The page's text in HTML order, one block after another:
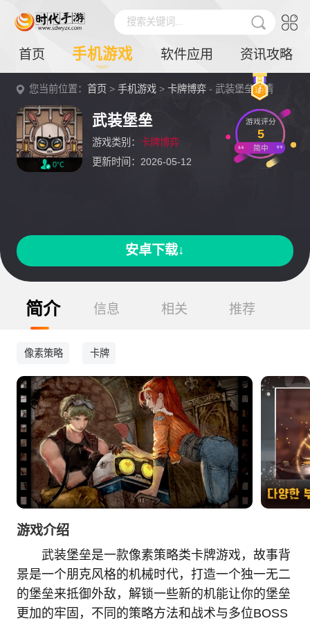
搜索关键词...
首页 手机游戏 软件应用 资讯攻略
您当前位置：首页 >手机游戏 >卡牌博弈 - 武装堡垒详情
0℃
武装堡垒
游戏类别： 卡牌博弈
更新时间：2026-05-12
游戏评分
5
简中
安卓下载↓
简介 信息 相关 推荐
像素策略 卡牌
游戏介绍
武装堡垒是一款像素策略类卡牌游戏，故事背
景是一个朋克风格的机械时代，打造一个独一无二
的堡垒来抵御外敌，解锁一些新的机能让你的堡垒
更加的牢固，不同的策略方法和战术与多位BOSS